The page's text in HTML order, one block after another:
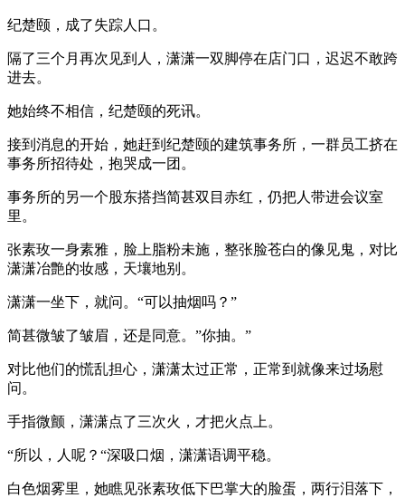
纪楚颐，成了失踪人口。
隔了三个月再次见到人，潇潇一双脚停在店门口，迟迟不敢跨
进去。
她始终不相信，纪楚颐的死讯。
接到消息的开始，她赶到纪楚颐的建筑事务所，一群员工挤在
事务所招待处，抱哭成一团。
事务所的另一个股东搭挡简甚双目赤红，仍把人带进会议室
里。
张素玫一身素雅，脸上脂粉未施，整张脸苍白的像见鬼，对比
潇潇冶艶的妆感，天壤地别。
潇潇一坐下，就问。“可以抽烟吗？”
简甚微皱了皱眉，还是同意。”你抽。”
对比他们的慌乱担心，潇潇太过正常，正常到就像来过场慰
问。
手指微颤，潇潇点了三次火，才把火点上。
“所以，人呢？“深吸口烟，潇潇语调平稳。
白色烟雾里，她瞧见张素玫低下巴掌大的脸蛋，两行泪落下，